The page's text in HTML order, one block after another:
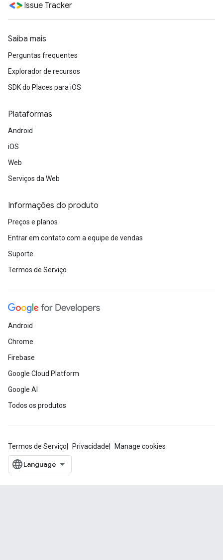
Issue Tracker
Saiba mais
Perguntas frequentes
Explorador de recursos
SDK do Places para iOS
Plataformas
Android
iOS
Web
Serviços da Web
Informações do produto
Preços e planos
Entrar em contato com a equipe de vendas
Suporte
Termos de Serviço
Android
Chrome
Firebase
Google Cloud Platform
Google AI
Todos os produtos
Termos de Serviço Privacidade Manage cookies